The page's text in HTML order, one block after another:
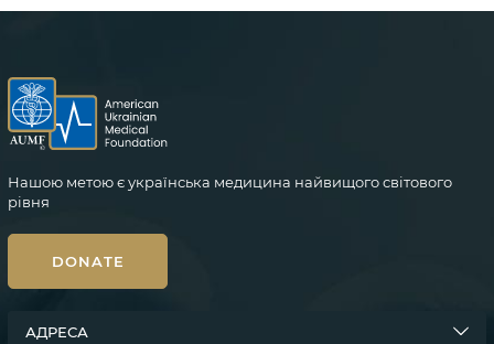
Нашою метою є українська медицина найвищого світового
рівня
DONATE
АДРЕСА